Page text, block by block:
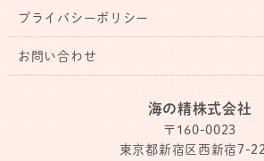
プライバシーポリシー
お問い合わせ
海の精株式会社
〒160-0023
東京都新宿区西新宿7-